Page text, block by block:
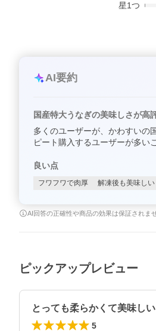
星1つ
AI要約
国産特大うなぎの美味しさが高
多くのユーザーが、かわすいの
ピート購入するユーザーが多い
良い点
フワフワで肉厚 解凍後も美味しい
AI回答の正確性や商品の効果は保証されま
ピックアップレビュー
とっても柔らかくて美味し
5